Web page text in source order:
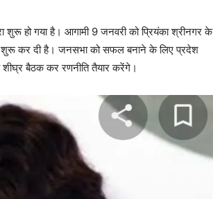
शुरू हो गया है। आगामी 9 जनवरी को प्रियंका श्रीनगर के
शुरू कर दी है। जनसभा को सफल बनाने के लिए प्रदेश
शीघ्र बैठक कर रणनीति तैयार करेंगे।